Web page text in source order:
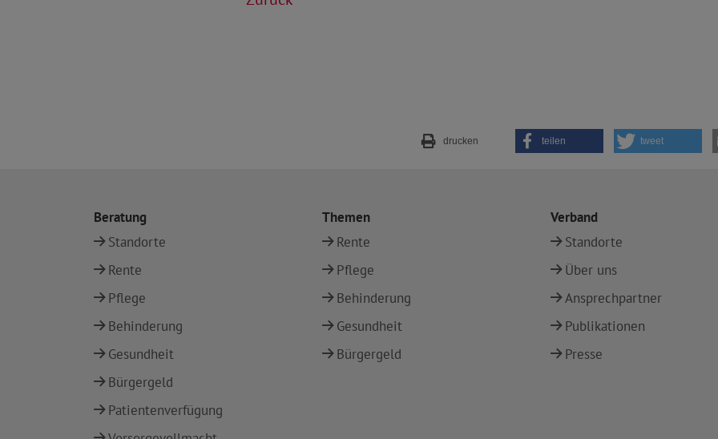
drucken teilen tweet
Beratung
Standorte
Rente
Pflege
Behinderung
Gesundheit
Bürgergeld
Patientenverfügung
Themen
Rente
Pflege
Behinderung
Gesundheit
Bürgergeld
Verband
Standorte
Über uns
Ansprechpartner
Publikationen
Presse